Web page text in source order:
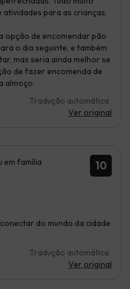
para as crianças.
opção de encomendar pão
o dia seguinte, e também
mas seria ainda melhor se
de fazer encomenda de
almoço.
Tradução automática
Ver original
10
em família
do mundo da cidade
Tradução automática
Ver original